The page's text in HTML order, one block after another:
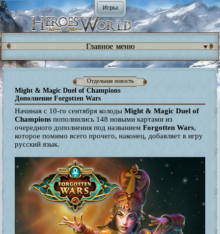
Игры
Главное меню
Отдельная новость
Might & Magic Duel of Champions
Дополнение Forgotten Wars
Начиная с 10-го сентября колоды Might & Magic Duel of
Champions пополнились 148 новыми картами из
очередного дополнения под названием Forgotten Wars,
которое помимо всего прочего, наконец, добавляет в игру
русский язык.